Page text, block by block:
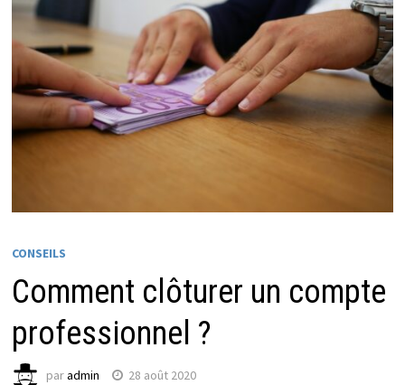
CONSEILS
Comment clôturer un compte
professionnel ?
paradmin 28 août 2020